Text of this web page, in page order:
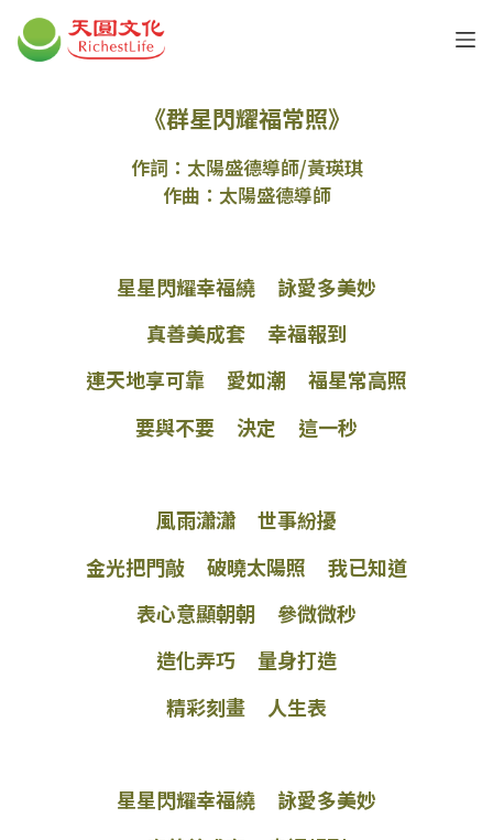
《群星閃耀福常照》
作詞：太陽盛德導師/黃瑛琪
作曲：太陽盛德導師
星星閃耀幸福繞 詠愛多美妙
真善美成套 幸福報到
連天地享可靠 愛如潮 福星常高照
要與不要 決定 這一秒
風雨瀟瀟 世事紛擾
金光把門敲 破曉太陽照 我已知道
表心意顯朝朝 參微微秒
造化弄巧 量身打造
精彩刻畫 人生表
星星閃耀幸福繞 詠愛多美妙